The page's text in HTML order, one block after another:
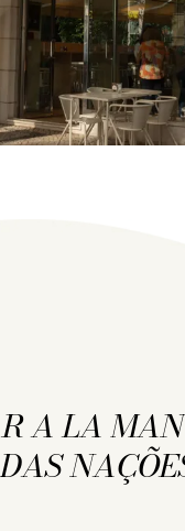
A LA